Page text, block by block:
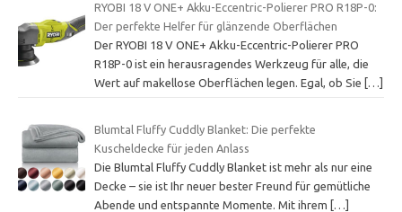
RYOBI 18 V ONE+ Akku-Eccentric-Polierer PRO R18P-0:
Der perfekte Helfer für glänzende Oberflächen
Der RYOBI 18 V ONE+ Akku-Eccentric-Polierer PRO
R18P-0 ist ein herausragendes Werkzeug für alle, die
Wert auf makellose Oberflächen legen. Egal, ob Sie
[…]
Blumtal Fluffy Cuddly Blanket: Die perfekte
Kuscheldecke für jeden Anlass
Die Blumtal Fluffy Cuddly Blanket ist mehr als nur eine
Decke – sie ist Ihr neuer bester Freund für gemütliche
Abende und entspannte Momente. Mit ihrem
[…]